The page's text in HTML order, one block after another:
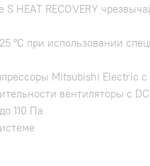
S HEAT RECOVERY
°С при использовании
Mitsubishi Electric c
вентиляторы с
110 Па